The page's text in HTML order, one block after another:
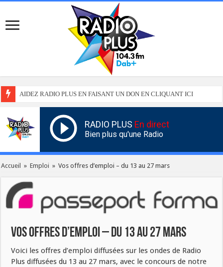
AIDEZ RADIO PLUS EN FAISANT UN DON EN CLIQUANT ICI
RADIO PLUS En direct
Bien plus qu'une Radio
Accueil » Emploi » Vos offres d’emploi – du 13 au 27 mars
Vos offres d’emploi – du 13 au 27 mars
Voici les offres d’emploi diffusées sur les ondes de Radio
Plus diffusées du 13 au 27 mars, avec le concours de notre